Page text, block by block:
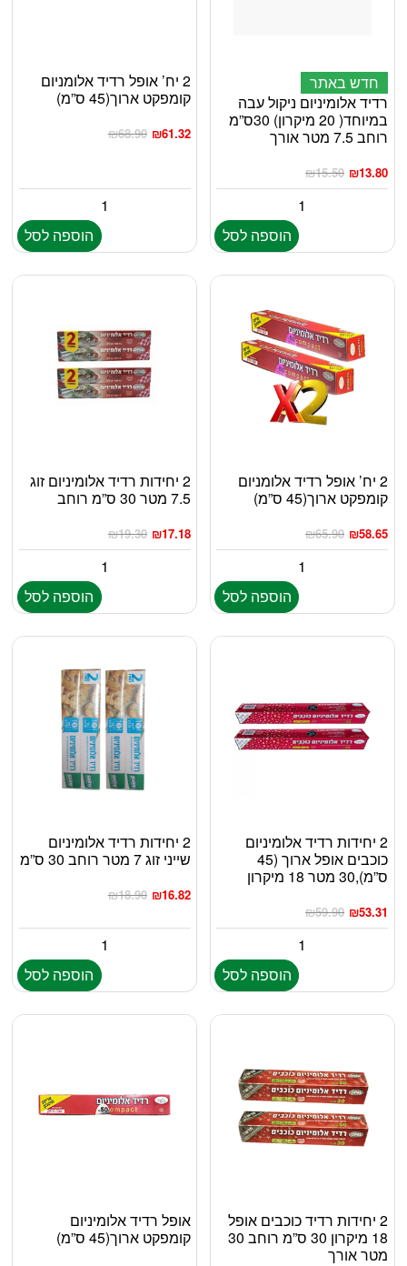
חדש באתר
רדיד אלומיניום ניקול עבה
במיוחד( 20 מיקרון) 30ס”מ
רוחב 7.5 מטר אורך
₪15.50 ₪13.80
הוספה לסל
2 יח’ אופל רדיד אלומניום
קומפקט ארוך(45 ס”מ)
₪68.90 ₪61.32
הוספה לסל
2 יח’ אופל רדיד אלומניום
קומפקט ארוך(45 ס”מ)
₪65.90 ₪58.65
הוספה לסל
2 יחידות רדיד אלומיניום זוג
7.5 מטר 30 ס”מ רוחב
₪19.30 ₪17.18
הוספה לסל
2 יחידות רדיד אלומיניום
כוכבים אופל ארוך (45
ס”מ),30 מטר 18 מיקרון
₪59.90 ₪53.31
הוספה לסל
2 יחידות רדיד אלומיניום
שייני זוג 7 מטר רוחב 30 ס”מ
₪18.90 ₪16.82
הוספה לסל
2 יחידות רדיד כוכבים אופל
18 מיקרון 30 ס”מ רוחב 30
מטר אורך
אופל רדיד אלומיניום
קומפקט ארוך(45 ס”מ)